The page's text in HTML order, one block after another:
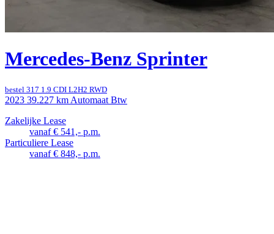
Mercedes-Benz Sprinter
bestel 317 1.9 CDI L2H2 RWD
2023 39.227 km Automaat Btw
Zakelijke Lease
vanaf € 541,- p.m.
Particuliere Lease
vanaf € 848,- p.m.